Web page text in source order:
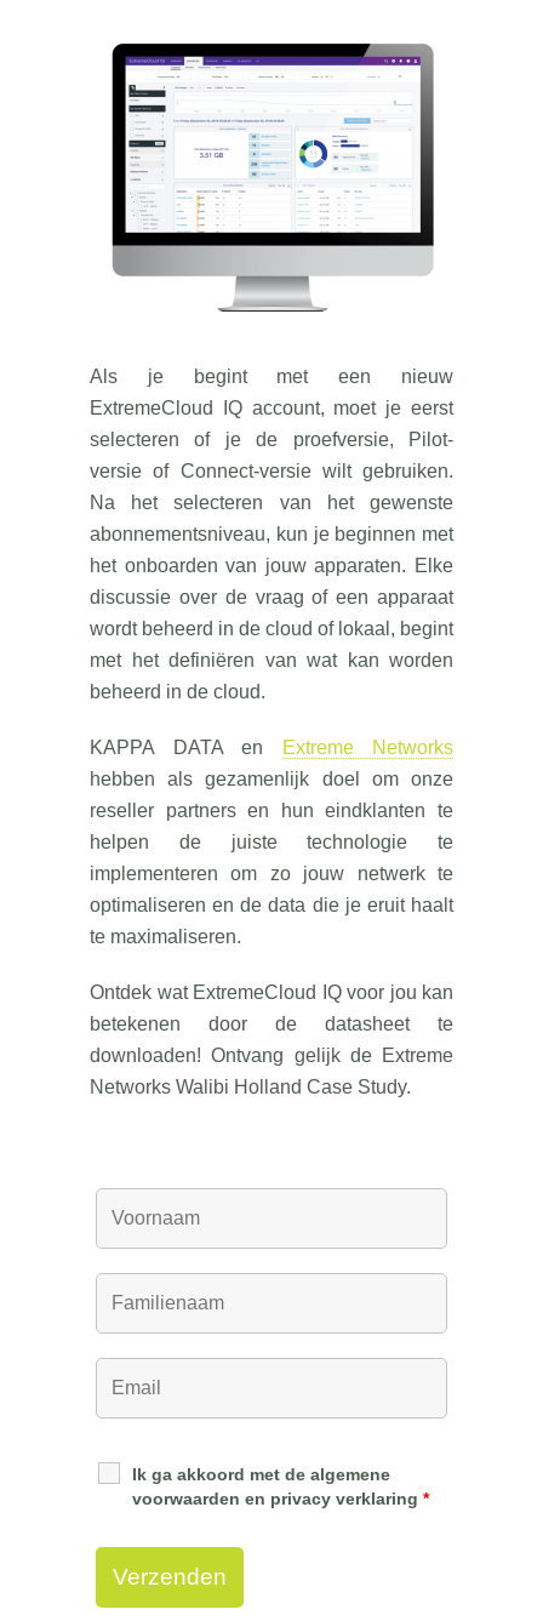
Als je begint met een nieuw
ExtremeCloud IQ account, moet je eerst
selecteren of je de proefversie, Pilot-
versie of Connect-versie wilt gebruiken.
Na het selecteren van het gewenste
abonnementsniveau, kun je beginnen met
het onboarden van jouw apparaten. Elke
discussie over de vraag of een apparaat
wordt beheerd in de cloud of lokaal, begint
met het definiëren van wat kan worden
beheerd in de cloud.
KAPPA DATA en
Extreme Networks
hebben als gezamenlijk doel om onze
reseller partners en hun eindklanten te
helpen de juiste technologie te
implementeren om zo jouw netwerk te
optimaliseren en de data die je eruit haalt
te maximaliseren.
Ontdek wat ExtremeCloud IQ voor jou kan
betekenen door de datasheet te
downloaden! Ontvang gelijk de Extreme
Networks Walibi Holland Case Study.
Ik ga akkoord met de algemene
voorwaarden en privacy verklaring *